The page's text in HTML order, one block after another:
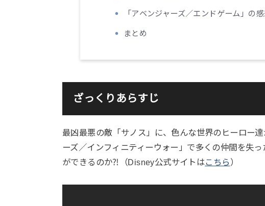
「アベンジャーズ／エンドゲーム」の
まとめ
ざっくりあらすじ
最凶最悪の敵「サノス」に、色んな世界のヒーロー
ーズ／インフィニティーウォー」で多くの仲間を失
ができるのか⁈（Disney公式サイトはこちら ）